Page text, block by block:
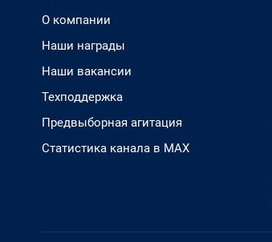
О компании
Наши награды
Наши вакансии
Техподдержка
Предвыборная агитация
Статистика канала в MAX